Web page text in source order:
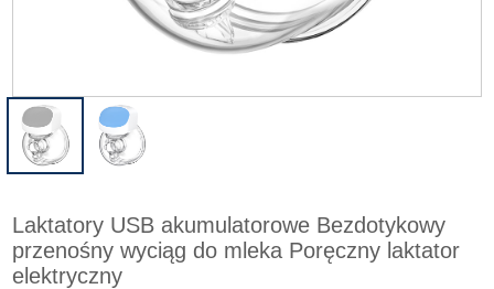
Laktatory USB akumulatorowe Bezdotykowy
przenośny wyciąg do mleka Poręczny laktator
elektryczny